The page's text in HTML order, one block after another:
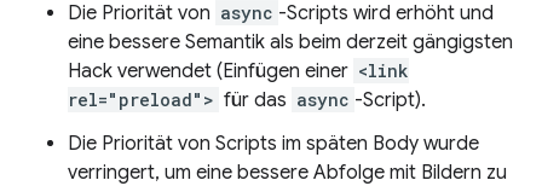
Die Priorität von async -Scripts wird erhöht und
eine bessere Semantik als beim derzeit gängigsten
Hack verwendet (Einfügen einer <link
rel="preload"> für das async -Script).
Die Priorität von Scripts im späten Body wurde
verringert, um eine bessere Abfolge mit Bildern zu